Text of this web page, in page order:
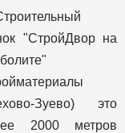
"СтройДвор на
Зуево) это
2000 метров